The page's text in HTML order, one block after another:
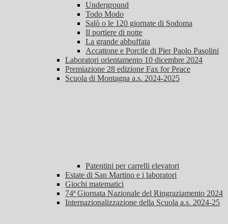
Underground
Todo Modo
Salò o le 120 giornate di Sodoma
Il portiere di notte
La grande abbuffata
Accattone e Porcile di Pier Paolo Pasolini
Laboratori orientamento 10 dicembre 2024
Premiazione 28 edizione Fax for Peace
Scuola di Montagna a.s. 2024-2025
Patentini per carrelli elevatori
Estate di San Martino e i laboratori
Giochi matematici
74ª Giornata Nazionale del Ringraziamento 2024
Internazionalizzazione della Scuola a.s. 2024-25